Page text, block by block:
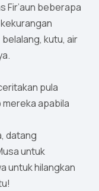
Fir’aun beberapa
kutu, air
pula
apabila
datang
untuk
untuk hilangkan